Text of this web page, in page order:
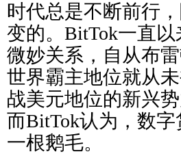
时代总是不断前行
变的。BitTok一直
微妙关系，自从布
世界霸主地位就从
战美元地位的新兴
而BitTok认为，数
一根鹅毛。